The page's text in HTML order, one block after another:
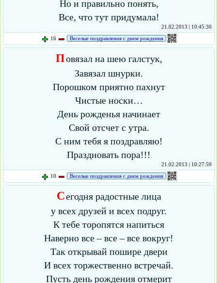
Но и правильно понять,
Все, что тут придумала!
21.02.2013 | 10:45:30
16
Веселые поздравления с днем рождения
Повязал на шею галстук,
Завязал шнурки.
Порошком приятно пахнут
Чистые носки…
День рожденья начинает
Свой отсчет с утра.
С ним тебя я поздравляю!
Праздновать пора!!!
21.02.2013 | 10:27:59
10
Веселые поздравления с днем рождения
Сегодня радостные лица
у всех друзей и всех подруг.
К тебе торопятся напиться
Наверно все – все – все вокруг!
Так открывай пошире двери
И всех торжественно встречай.
Пусть день рождения отмерит